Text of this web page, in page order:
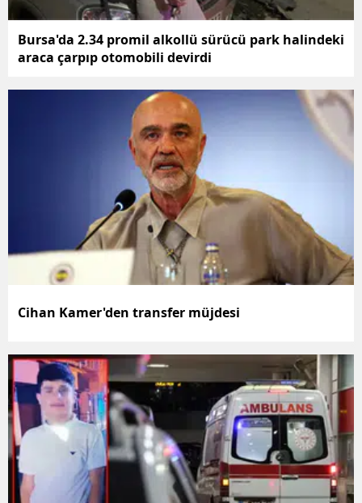
Aksaray
Bayburt
Karaman
Batman
Şırnak
Iğdır
Yalova
Karabük
Kilis
Osmaniye
Bursa'da 2.34 promil alkollü sürücü park halindeki
araca çarpıp otomobili devirdi
Cihan Kamer'den transfer müjdesi